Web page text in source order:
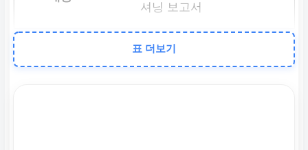
셔닝 보고서
주요 키워드
표 더보기